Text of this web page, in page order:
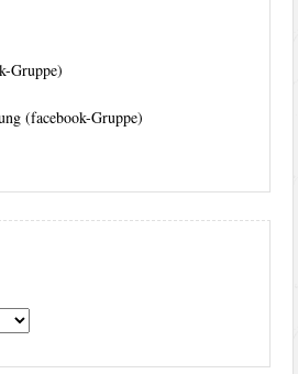
Gruppe)
(facebook-Gruppe)